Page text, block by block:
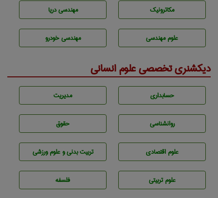
مکاترونیک مهندسی دریا
علوم مهندسی مهندسی خودرو
دیکشنری تخصصی علوم انسانی
حسابداری مديريت
روانشناسی حقوق
علوم اقتصادی تربيت بدنی و علوم ورزشی
علوم تربيتی فلسفه